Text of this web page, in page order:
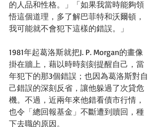
的人品和性格。」「如果我當時能夠領
悟這個道理，多了解巴菲特和沃爾頓，
我可能就不會犯下這樣的錯誤。」
1981年起葛洛斯就把J. P. Morgan的畫像
掛在牆上，藉以時時刻刻提醒自己，當
年犯下的那3個錯誤；也因為葛洛斯對自
己錯誤的深刻反省，讓他躲過了次貸危
機。不過，近兩年來他錯看債市行情，
也令「總回報基金」不斷遭到贖回，種
下去職的原因。